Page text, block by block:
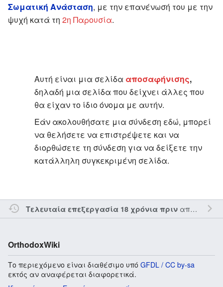
Σωματική Ανάσταση, με την επανένωσή του με την
ψυχή κατά τη 2η Παρουσία.
Αυτή είναι μια σελίδα αποσαφήνισης,
δηλαδή μια σελίδα που δείχνει άλλες που
θα είχαν το ίδιο όνομα με αυτήν.
Εάν ακολουθήσατε μια σύνδεση εδώ, μπορεί
να θελήσετε να επιστρέψετε και να
διορθώσετε τη σύνδεση για να δείξετε την
κατάλληλη συγκεκριμένη σελίδα.
Τελευταία επεξεργασία 18 χρόνια πριναπό τον την
OrthodoxWiki
Το περιεχόμενο είναι διαθέσιμο υπό GFDL / CC by-sa
εκτός αν αναφέρεται διαφορετικά.